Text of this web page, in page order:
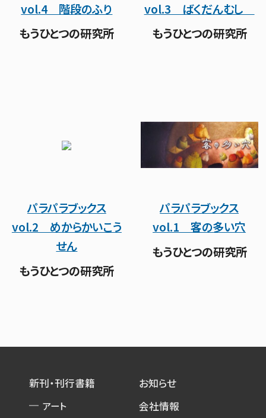
vol.4 階段のふり
もうひとつの研究所
vol.3 ばくだんむし
もうひとつの研究所
パラパラブックス
vol.2 めからかいこう
せん
もうひとつの研究所
パラパラブックス
vol.1 客の多い穴
もうひとつの研究所
新刊・刊行書籍
アート
お知らせ
会社情報